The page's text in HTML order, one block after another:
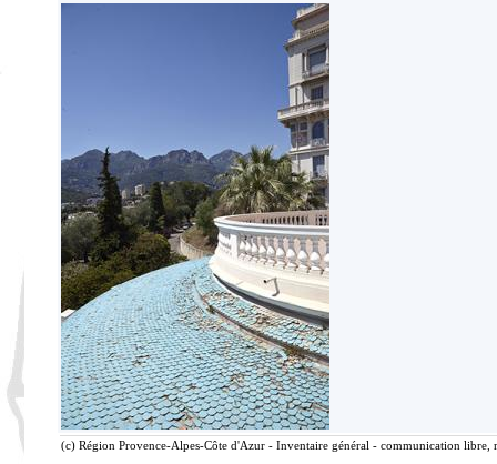
(c) Région Provence-Alpes-Côte d'Azur - Inventaire général - communication libre,